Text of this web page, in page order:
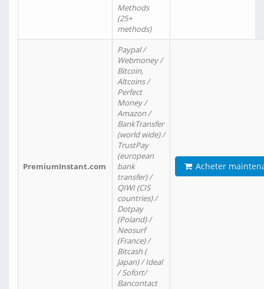
Methods
(25+
methods)
PremiumInstant.com
Paypal /
Webmoney /
Bitcoin,
Altcoins /
Perfect
Money /
Amazon /
BankTransfer
(world wide) /
TrustPay
(european
bank
transfer) /
QIWI (CIS
countries) /
Dotpay
(Poland) /
Neosurf
(France) /
Bitcash (
Japan) / Ideal
/ Sofort/
Bancontact
Acheter